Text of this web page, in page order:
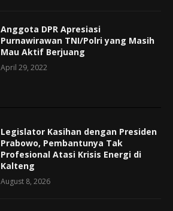
Anggota DPR Apresiasi
Purnawirawan TNI/Polri yang Masih
Mau Aktif Berjuang
April 29, 2022
Legislator Kasihan dengan Presiden
Prabowo, Pembantunya Tak
Profesional Atasi Krisis Energi di
Kalteng
August 8, 2026